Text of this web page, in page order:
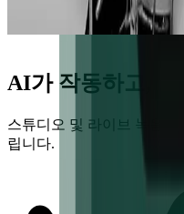
음 사로잡기 시작했던 독
AI가 작동하고,
스튜디오 및 라이브 녹음
립니다.